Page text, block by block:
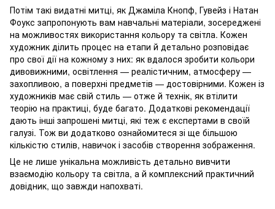
Потім такі видатні митці, як Джаміла Кнопф, Гувейз і Натан
Фоукс запропонують вам навчальні матеріали, зосереджені
на можливостях використання кольору та світла. Кожен
художник ділить процес на етапи й детально розповідає
про свої дії на кожному з них: як вдалося зробити кольори
дивовижними, освітлення — реалістичним, атмосферу —
захопливою, а поверхні предметів — достовірними. Кожен із
художників має свій стиль — отже й технік, як втілити
теорію на практиці, буде багато. Додаткові рекомендації
дають інші запрошені митці, які теж є експертами в своїй
галузі. Тож ви додатково ознайомитеся зі ще більшою
кількістю стилів, навичок і засобів створення зображення.
Це не лише унікальна можливість детально вивчити
взаємодію кольору та світла, а й комплексний практичний
довідник, що завжди напохваті.